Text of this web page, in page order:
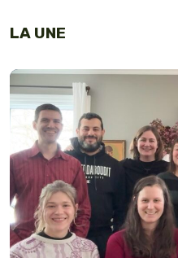
LA UNE